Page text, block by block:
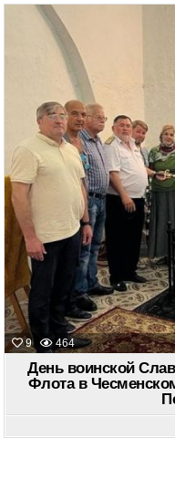
9 464
День воинской
Флота в